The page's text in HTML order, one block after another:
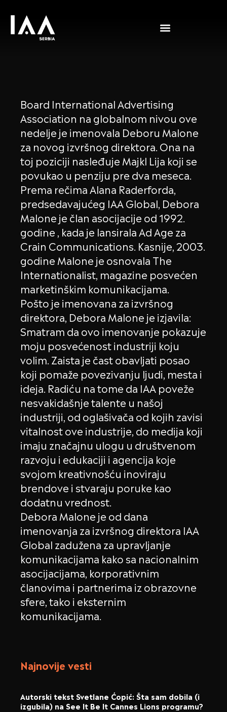
Board International Advertising
Association na globalnom nivou ove
nedelje je imenovala Deboru Malone
za novog izvršnog direktora. Ona na
toj poziciji nasleđuje Majkl Lija koji se
povukao u penziju pre dva meseca.
Prema rečima Alana Raderforda,
predsedavajućeg IAA Global, Debora
Malone je član asocijacije od 1992.
godine , kada je lansirala Ad Age za
Crain Communications. Kasnije, 2003.
godine Malone je osnovala The
Internationalist, magazine posvećen
marketinškim komunikacijama.
Pošto je imenovana za izvršnog
direktora, Debora Malone je izjavila:
Smatram da ovo imenovanje pokazuje
moju posvećenost industriji koju
volim. Zaista je čast obavljati posao
koji pomaže povezivanju ljudi, mesta i
ideja. Radiću na tome da IAA poveže
nesvakidašnje talente u našoj
industriji, od oglašivača od kojih zavisi
vitalnost ove industrije, do medija koji
imaju značajnu ulogu u društvenom
razvoju i edukaciji i agencija koje
svojom kreativnošću inoviraju
brendove i stvaraju poruke kao
dodatnu vrednost.
Debora Malone je od dana
imenovanja za izvršnog direktora IAA
Global zadužena za upravljanje
komunikacijama kako sa nacionalnim
asocijacijama, korporativnim
članovima i partnerima iz obrazovne
sfere, tako i eksternim
komunikacijama.
Najnovije vesti
Autorski tekst Svetlane Ćopić: Šta sam dobila (i
izgubila) na See It Be It Cannes Lions programu?